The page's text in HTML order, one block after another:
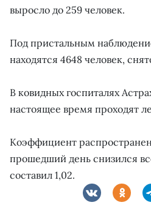
выросло до 259 человек.
Под пристальным
находятся 4648 человек,
В ковидных госпиталях
настоящее время проходят
Коэффициент
прошедший день снизился
составил 1,02.